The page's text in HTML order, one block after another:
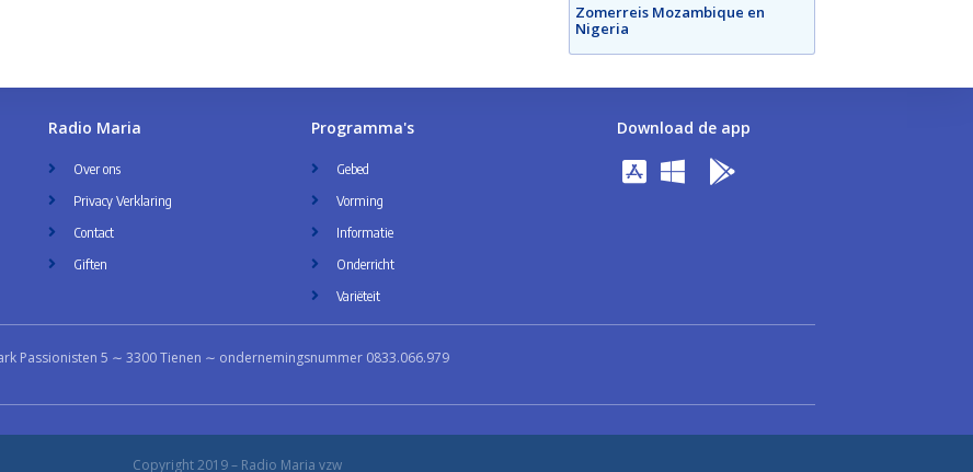
Zomerreis Mozambique en
Nigeria
Radio Maria
Over ons
Privacy Verklaring
Contact
Giften
Programma's
Gebed
Vorming
Informatie
Onderricht
Variëteit
Download de app
Passionisten 5 ∼ 3300 Tienen ∼ ondernemingsnummer 0833.066.979
Copyright 2019 – Radio Maria vzw